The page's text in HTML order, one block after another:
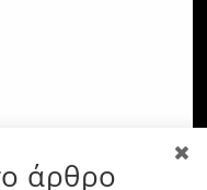
άρθρο